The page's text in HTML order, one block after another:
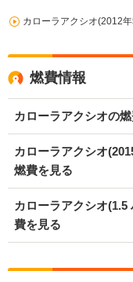
カローラアクシオ(2012
燃費情報
カローラアクシオの
カローラアクシオ
燃費を見る
カローラアクシオ
費を見る